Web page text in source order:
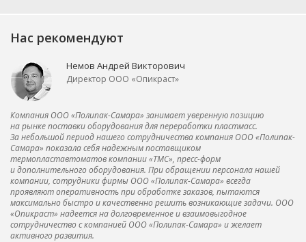
Нас рекомендуют
Немов Андрей Викторович
Директор ООО «Опикраст»
Компания ООО «Полипак-Самара» занимает уверенную позицию
на рынке поставки оборудования для переработки пластмасс.
За небольшой период нашего сотрудничества компания ООО «Полипак-
Самара» показала себя надежным поставщиком
термопластавтоматов компании «ТМС», пресс-форм
и дополнительного оборудования. При обращении персонала нашей
компании, сотрудники фирмы ООО «Полипак-Самара» всегда
проявляют оперативность при обработке заказов, пытаются
максимально быстро и качественно решить возникающие задачи. ООО
«Опикраст» надеется на долговременное и взаимовыгодное
сотрудничество с компанией ООО «Полипак-Самара» и желает
активного развития.